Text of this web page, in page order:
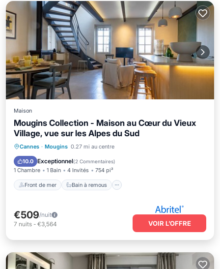
Maison
Mougins Collection - Maison au Cœur du Vieux
Village, vue sur les Alpes du Sud
Cannes · Mougins 0.27 mi au centre
10.0 Exceptionnel(2 Commentaires)
1 Chambre 1 Bain 4 Invités 754 pi²
Front de mer Bain à remous
Front de mer Bain à remous
Vue sur l’océan
€509/nuit
7 nuits - €3,564 VOIR L’OFFRE